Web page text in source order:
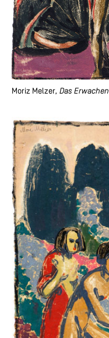
Moriz Melzer, Das Erwachen